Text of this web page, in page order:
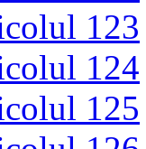
123
124
125